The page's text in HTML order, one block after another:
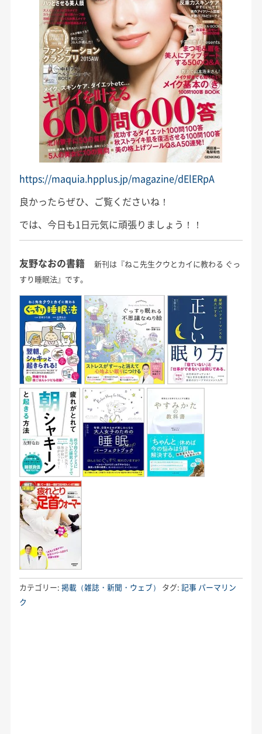
https://maquia.hpplus.jp/magazine/dElERpA
良かったらぜひ、ご覧くださいね！
では、今日も1日元気に頑張りましょう！！
友野なおの書籍
新刊は『ねこ先生クウとカイに教わる ぐっ
すり睡眠法』です。
カテゴリー: 掲載（雑誌・新聞・ウェブ） タグ: 記事 パーマリン
ク